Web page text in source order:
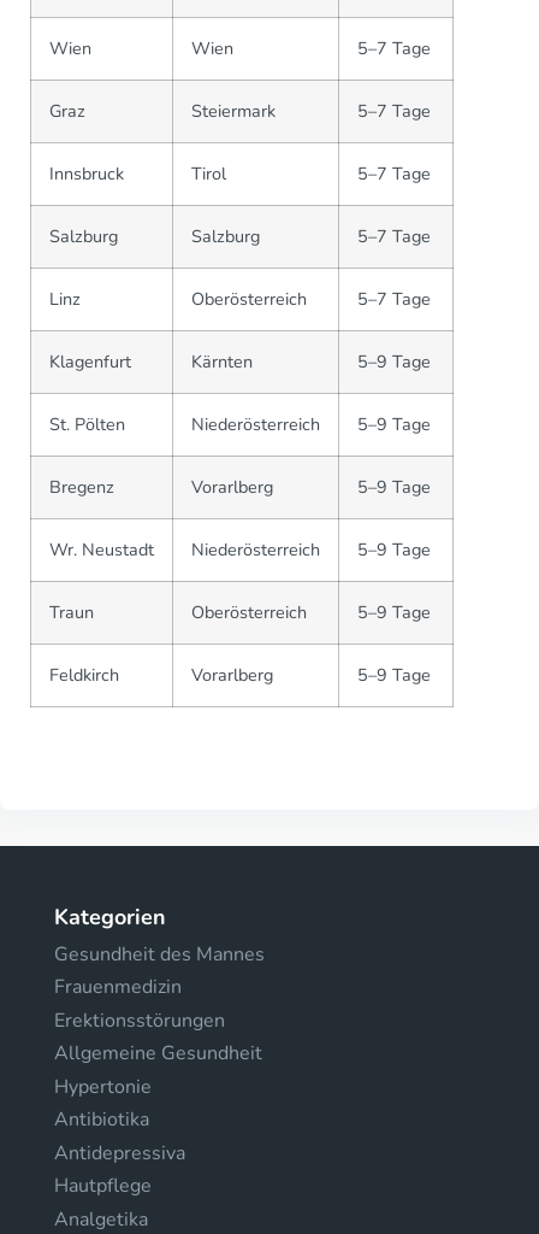
Wien Wien 5–7 Tage
Graz Steiermark 5–7 Tage
Innsbruck Tirol 5–7 Tage
Salzburg Salzburg 5–7 Tage
Linz Oberösterreich 5–7 Tage
Klagenfurt Kärnten 5–9 Tage
St. Pölten Niederösterreich 5–9 Tage
Bregenz Vorarlberg 5–9 Tage
Wr. Neustadt Niederösterreich 5–9 Tage
Traun Oberösterreich 5–9 Tage
Feldkirch Vorarlberg 5–9 Tage
Kategorien
Gesundheit des Mannes
Frauenmedizin
Erektionsstörungen
Allgemeine Gesundheit
Hypertonie
Antibiotika
Antidepressiva
Hautpflege
Analgetika